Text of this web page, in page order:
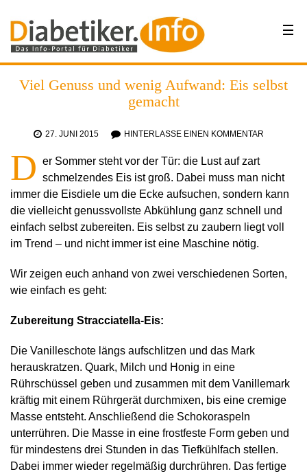
Viel Genuss und wenig Aufwand: Eis selbst
gemacht
27. JUNI 2015 HINTERLASSE EINEN KOMMENTAR
D er Sommer steht vor der Tür: die Lust auf zart
schmelzendes Eis ist groß. Dabei muss man nicht
immer die Eisdiele um die Ecke aufsuchen, sondern kann
die vielleicht genussvollste Abkühlung ganz schnell und
einfach selbst zubereiten. Eis selbst zu zaubern liegt voll
im Trend – und nicht immer ist eine Maschine nötig.
Wir zeigen euch anhand von zwei verschiedenen Sorten,
wie einfach es geht:
Zubereitung Stracciatella-Eis:
Die Vanilleschote längs aufschlitzen und das Mark
herauskratzen. Quark, Milch und Honig in eine
Rührschüssel geben und zusammen mit dem Vanillemark
kräftig mit einem Rührgerät durchmixen, bis eine cremige
Masse entsteht. Anschließend die Schokoraspeln
unterrühren. Die Masse in eine frostfeste Form geben und
für mindestens drei Stunden in das Tiefkühlfach stellen.
Dabei immer wieder regelmäßig durchrühren. Das fertige